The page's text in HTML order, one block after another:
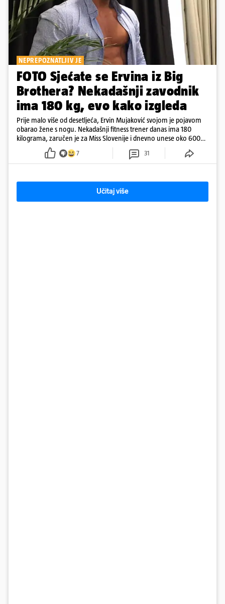
NEPREPOZNATLJIV JE
FOTO Sjećate se Ervina iz Big
Brothera? Nekadašnji zavodnik
ima 180 kg, evo kako izgleda
Prije malo više od desetljeća, Ervin Mujaković svojom je pojavom
obarao žene s nogu. Nekadašnji fitness trener danas ima 180
kilograma, zaručen je za Miss Slovenije i dnevno unese oko 6000
7 31
Učitaj više